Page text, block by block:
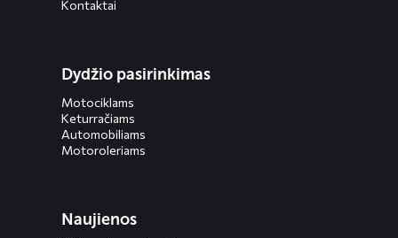
Kontaktai
Dydžio pasirinkimas
Motociklams
Keturračiams
Automobiliams
Motoroleriams
Naujienos